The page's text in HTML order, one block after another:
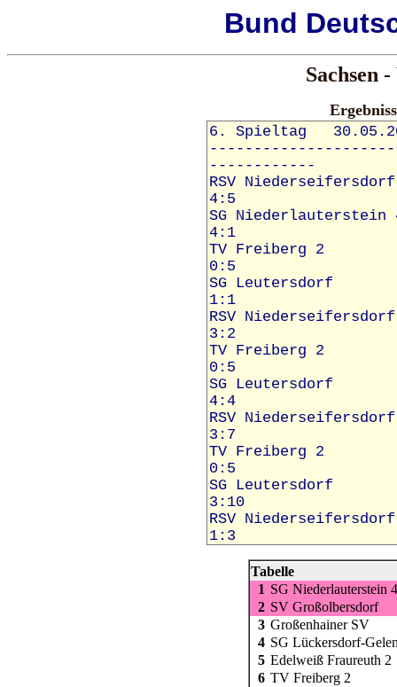
Bund
Sachsen
Tabelle
1 SG Niederlauterstein 4
2 SV Großolbersdorf
3 Großenhainer SV
4 SG Lückersdorf-
5 Edelweiß Fraureuth 2
6 TV Freiberg 2